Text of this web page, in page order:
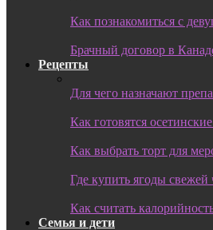
Как познакомиться с
Брачный договор в
Рецепты
Для чего назначают
Как готовятся
Как выбрать торт для
Где купить ягоды
Как считать
Семья и дети